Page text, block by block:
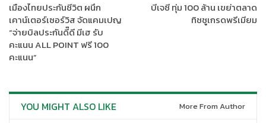
สำหรับโครงการ เอไอเอ อีสต์ เกตเวย์
เป็นอาคารสำนักงานและพื้นที่
เมืองไทยประกันชีวิต ผนึก
เคาน์เตอร์เซอร์วิส จัดแคมเปญ
“จ่ายบิลประกันดี๊ดี มีเฮ รับ
คะแนน ALL POINT ฟรี 100
คะแนน”
บีเจซี ทุ่ม 100 ล้าน เขย่าตลาด
ทิชชูเกรดพรีเมียม
YOU MIGHT ALSO LIKE More From Author